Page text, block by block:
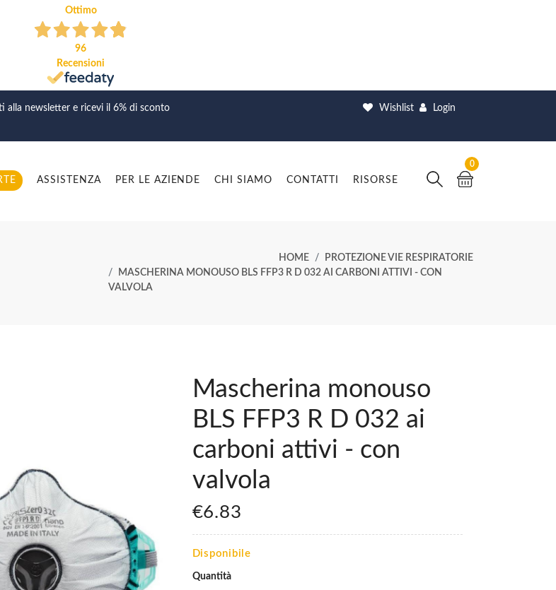
Ottimo
96
Recensioni
alla newsletter e ricevi il 6% di sconto Wishlist Login
ASSISTENZA PER LE AZIENDE CHI SIAMO CONTATTI RISORSE
0
HOME
PROTEZIONE VIE RESPIRATORIE
MASCHERINA MONOUSO BLS FFP3 R D 032 AI CARBONI ATTIVI - CON
VALVOLA
Mascherina monouso
BLS FFP3 R D 032 ai
carboni attivi - con
valvola
€6.83
Disponibile
Quantità